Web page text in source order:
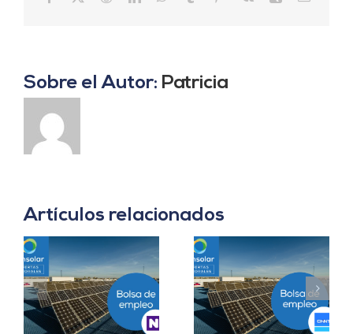
Sobre el Autor: Patricia
Artículos relacionados
Project Manager en
Madrid
Prácticas
Departamento
Ingeniería B2B en
Sevilla